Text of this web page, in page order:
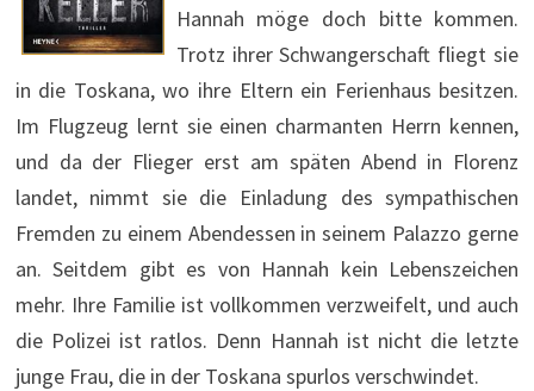
Hannah möge doch bitte kommen.
Trotz ihrer Schwangerschaft fliegt sie
in die Toskana, wo ihre Eltern ein Ferienhaus besitzen.
Im Flugzeug lernt sie einen charmanten Herrn kennen,
und da der Flieger erst am späten Abend in Florenz
landet, nimmt sie die Einladung des sympathischen
Fremden zu einem Abendessen in seinem Palazzo gerne
an. Seitdem gibt es von Hannah kein Lebenszeichen
mehr. Ihre Familie ist vollkommen verzweifelt, und auch
die Polizei ist ratlos. Denn Hannah ist nicht die letzte
junge Frau, die in der Toskana spurlos verschwindet.